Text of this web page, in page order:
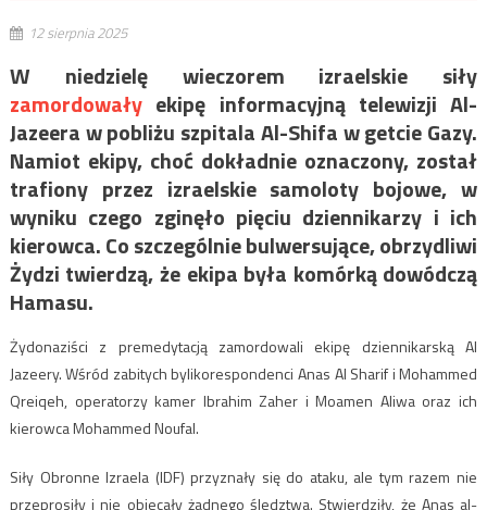
12 sierpnia 2025
W niedzielę wieczorem izraelskie siły
zamordowałyekipę informacyjną telewizji Al-
Jazeera w pobliżu szpitala Al-Shifa w getcie Gazy.
Namiot ekipy, choć dokładnie oznaczony, został
trafiony przez izraelskie samoloty bojowe, w
wyniku czego zginęło pięciu dziennikarzy i ich
kierowca. Co szczególnie bulwersujące, obrzydliwi
Żydzi twierdzą, że ekipa była komórką dowódczą
Hamasu.
Żydonaziści z premedytacją zamordowali ekipę dziennikarską Al
Jazeery. Wśród zabitych bylikorespondenci Anas Al Sharif i Mohammed
Qreiqeh, operatorzy kamer Ibrahim Zaher i Moamen Aliwa oraz ich
kierowca Mohammed Noufal.
Siły Obronne Izraela (IDF) przyznały się do ataku, ale tym razem nie
przeprosiły i nie obiecały żadnego śledztwa. Stwierdziły, że Anas al-